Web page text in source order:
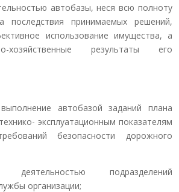
автобазы, неся всю полноту
последствия принимаемых решений,
использование имущества, а
хозяйственные результаты его
автобазой заданий плана
эксплуатационным показателям
безопасности дорожного
подразделений
организации;